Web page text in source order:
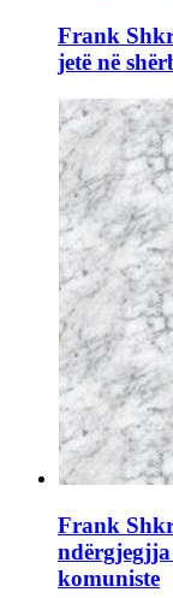
Frank
jetë në
Frank
komuniste